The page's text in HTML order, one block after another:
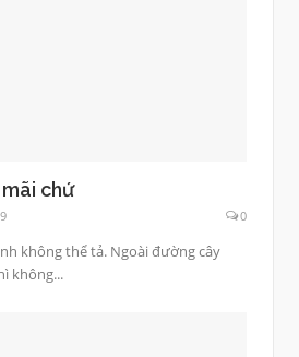
chứ
0
không thể tả. Ngoài đường cây
không...